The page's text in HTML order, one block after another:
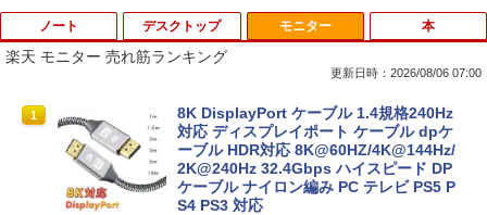
ノート
1
2025福袋 数量限定 ノートパソコン 富士
通 NEC DELL 等Core i5 超高速新品SSD
256GB メモリ8GB WIFI Bluetooth 15.6
インチ大画面 中古パソコン アウトレット
Polaris Office付き Win10/Win11選べる!
送料無料 中古ノートパソコン 期限限定
デスクトップ
1
【今だけ】全品ポイント10倍 お買い物マ
ラソン★8/4～8/11★中古パソコン デス
クトップPC EPSON Endeavor ST190E
Core i3 8100T メモリ8GB / 16GB 中古S
SD128GB / 256GB Windows11 Pro 64b
it【送料無料】【1年保証】
モニター
楽天 モニター 売れ筋ランキング
更新日時：2026/08/06 07:00
1
8K DisplayPort ケーブル 1.4規格240Hz
対応 ディスプレイポート ケーブル dpケ
ーブル HDR対応 8K@60HZ/4K@144Hz/
2K@240Hz 32.4Gbps ハイスピード DP
ケーブル ナイロン編み PC テレビ PS5 P
S4 PS3 対応
本